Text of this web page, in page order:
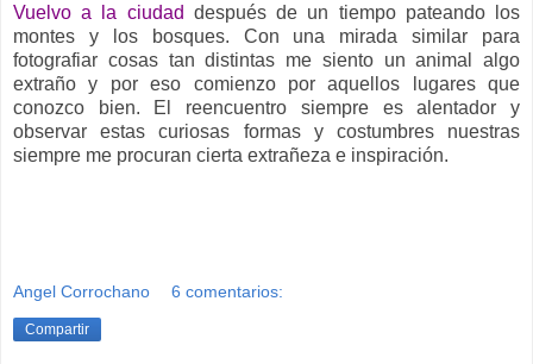
Vuelvo a la ciudad después de un tiempo pateando los
montes y los bosques. Con una mirada similar para
fotografiar cosas tan distintas me siento un animal algo
extraño y por eso comienzo por aquellos lugares que
conozco bien. El reencuentro siempre es alentador y
observar estas curiosas formas y costumbres nuestras
siempre me procuran cierta extrañeza e inspiración.
Angel Corrochano 6 comentarios:
Compartir